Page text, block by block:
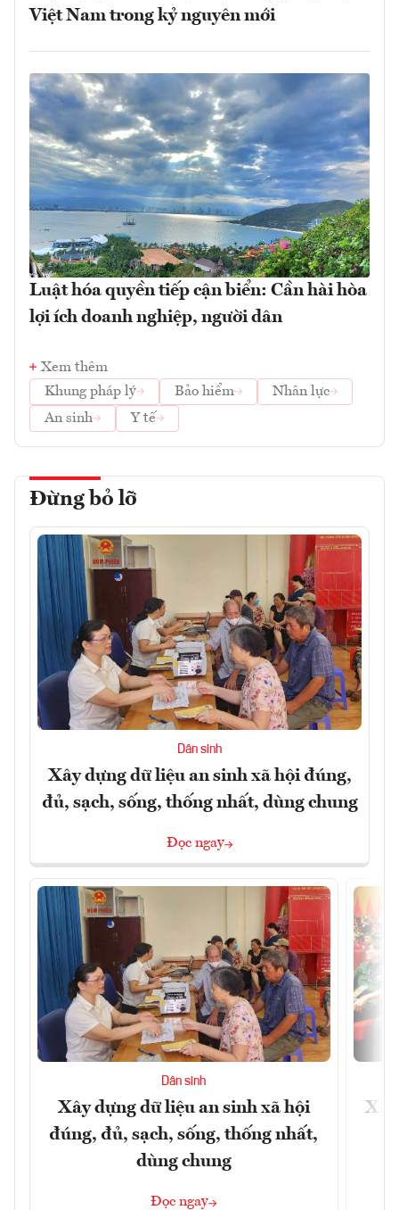
Việt Nam trong kỷ nguyên mới
Luật hóa quyền tiếp cận biển: Cần hài hòa
lợi ích doanh nghiệp, người dân
Xem thêm
Khung pháp lý
Bảo hiểm
Nhân lực
An sinh
Y tế
Đừng bỏ lỡ
Dân sinh
Xây dựng dữ liệu an sinh xã hội đúng,
đủ, sạch, sống, thống nhất, dùng chung
Đọc ngay
Dân sinh
Xây dựng dữ liệu an sinh xã hội
đúng, đủ, sạch, sống, thống nhất,
dùng chung
Đọc ngay